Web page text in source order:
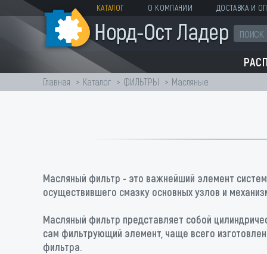
КАТАЛОГ О КОМПАНИИ ДОСТАВКА И
Главная Каталог ФИЛЬТРЫ Масляные
Масляный фильтр - это важнейший элемент
осуществившего смазку основных узлов и
Масляный фильтр представляет собой
сам фильтрующий элемент, чаще всего
фильтра.